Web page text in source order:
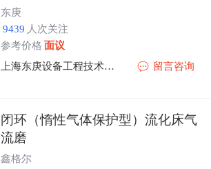
东庚
9439 人次关注
参考价格 面议
上海东庚设备工程技术有限公司
留言咨询
闭环（惰性气体保护型）流化床气
流磨
鑫格尔